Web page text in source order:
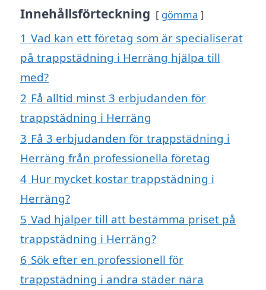
Innehållsförteckning gömma
1 Vad kan ett företag som är specialiserat
på trappstädning i Herräng hjälpa till
med?
2 Få alltid minst 3 erbjudanden för
trappstädning i Herräng
3 Få 3 erbjudanden för trappstädning i
Herräng från professionella företag
4 Hur mycket kostar trappstädning i
Herräng?
5 Vad hjälper till att bestämma priset på
trappstädning i Herräng?
6 Sök efter en professionell för
trappstädning i andra städer nära